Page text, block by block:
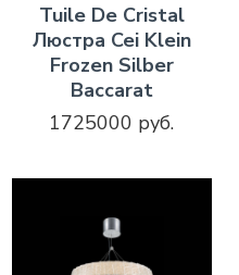
Tuile De Cristal
Люстра Cei Klein
Frozen Silber
Baccarat
1725000 руб.